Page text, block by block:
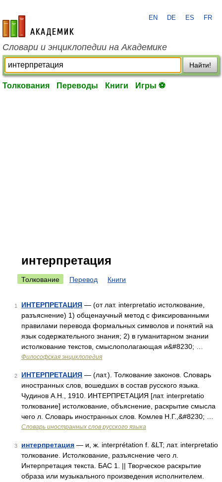
academic.ru
EN DE ES FR
Словари и энциклопедии на Академике
Найти!
Толкования Переводы Книги Игры ⚽
интерпретация
Толкование Перевод Книги
1 ИНТЕРПРЕТАЦИЯ — (от лат. interpretatio истолкование,
разъяснение) 1) общенаучный метод с фиксированными
правилами перевода формальных символов и понятий на
язык содержательного знания; 2) в гуманитарном знании
истолкование текстов, смыслополагающая и&#8230; …
Философская энциклопедия
2 ИНТЕРПРЕТАЦИЯ — (лат.). Толкование законов. Словарь
иностранных слов, вошедших в состав русского языка.
Чудинов А.Н., 1910. ИНТЕРПРЕТАЦИЯ [лат. interpretatio
толкование] истолкование, объяснение, раскрытие смысла
чего л. Словарь иностранных слов. Комлев Н.Г.,&#8230; …
Словарь иностранных слов русского языка
3 интерпретация — и, ж. interprétation f. &LT; лат. interpretatio
толкование. Истолкование, разъяснение чего л.
Интерпретация текста. БАС 1. || Творческое раскрытие
образа или музыкального произведения исполнителем.